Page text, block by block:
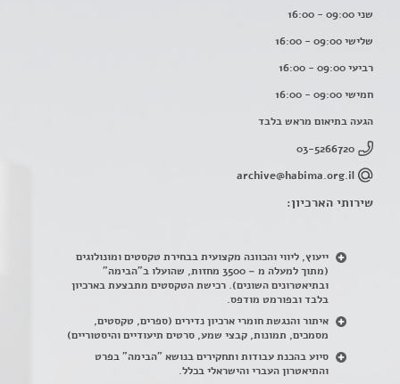
שני 09:00 - 16:00
שלישי 09:00 - 16:00
רביעי 09:00 - 16:00
חמישי 09:00 - 16:00
הגעה בתיאום מראש בלבד
03-5266720
archive@habima.org.il
שירותי הארכיון:
ייעוץ, ליווי והכוונה מקצועית בבחירת טקסטים ומונולוגים
(מתוך למעלה מ – 3500 מחזות, שהועלו ב"הבימה"
ובתיאטרונים השונים). רכישת הטקסטים מתבצעת בארכיון
בלבד ובפורמט מודפס.
איתור והנגשת חומרי ארכיון נדירים (ספרים, טקסטים,
מסמכים, תמונות, קבצי שמע, סרטים תיעודיים והיסטוריים)
סיוע בהכנת עבודות ותחקירים בנושא "הבימה" בפרט
והתיאטרון העברי והישראלי בכלל.